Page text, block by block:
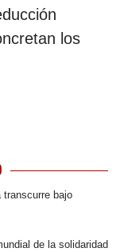
los
transcurre bajo
de la solidaridad